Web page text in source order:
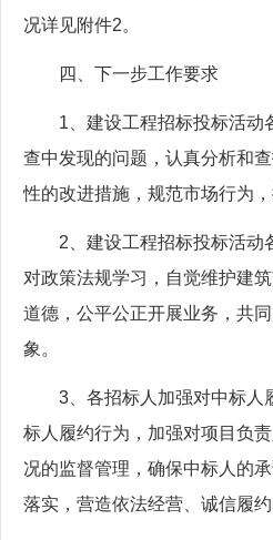
况详见附件2。
四、下一步工作要求
1、建设工程招标投标活动
查中发现的问题，认真分析和
性的改进措施，规范市场行为，
2、建设工程招标投标活动
对政策法规学习，自觉维护建
道德，公平公正开展业务，共
象。
3、各招标人加强对中标人
标人履约行为，加强对项目负
况的监督管理，确保中标人的
落实，营造依法经营、诚信履约